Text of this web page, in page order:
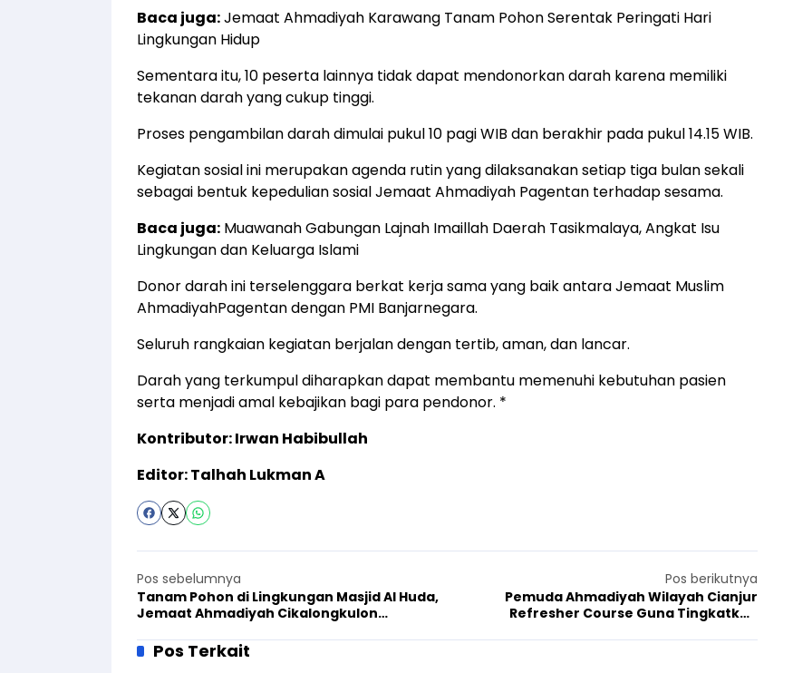
Baca juga:Jemaat Ahmadiyah Karawang Tanam Pohon Serentak Peringati Hari
Lingkungan Hidup
Sementara itu, 10 peserta lainnya tidak dapat mendonorkan darah karena memiliki
tekanan darah yang cukup tinggi.
Proses pengambilan darah dimulai pukul 10 pagi WIB dan berakhir pada pukul 14.15 WIB.
Kegiatan sosial ini merupakan agenda rutin yang dilaksanakan setiap tiga bulan sekali
sebagai bentuk kepedulian sosial Jemaat Ahmadiyah Pagentan terhadap sesama.
Baca juga: Muawanah Gabungan Lajnah Imaillah Daerah Tasikmalaya, Angkat Isu
Lingkungan dan Keluarga Islami
Donor darah ini terselenggara berkat kerja sama yang baik antara Jemaat Muslim
AhmadiyahPagentan dengan PMI Banjarnegara.
Seluruh rangkaian kegiatan berjalan dengan tertib, aman, dan lancar.
Darah yang terkumpul diharapkan dapat membantu memenuhi kebutuhan pasien
serta menjadi amal kebajikan bagi para pendonor. *
Kontributor: Irwan Habibullah
Editor: Talhah Lukman A
Pos sebelumnya
Tanam Pohon di Lingkungan Masjid Al Huda,
Jemaat Ahmadiyah Cikalongkulon
Pos berikutnya
Pemuda Ahmadiyah Wilayah Cianjur
Refresher Course Guna Tingkatkan
Pos Terkait